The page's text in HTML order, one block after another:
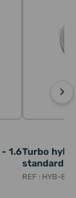
›
1.6Turbo
standard -
REF : HYB-